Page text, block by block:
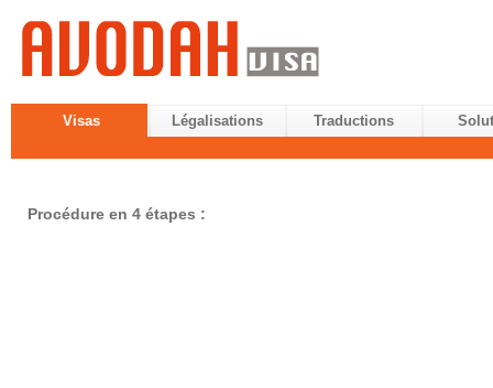
Visas Légalisations Traductions
Procédure en 4 étapes :